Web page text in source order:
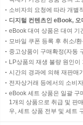
소비자의 요청에 따라 개별
디지털 컨텐츠인 eBook,
eBook 대여 상품은 대여 기
모바일 쿠폰 등록 후 취소/
중고상품이 구매확정(자동
LP상품의 재생 불량 원인
시간의 경과에 의해 재판매
전자상거래 등에서의 소비
eBook 세트 상품은 일괄 구
1개의 상품으로 취급 및 판
우, 세트 상품 전부 및 세트